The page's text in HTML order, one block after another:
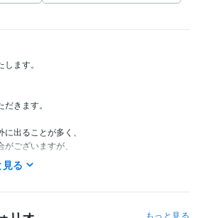
ます。
きます。
出ることが多く、
ございますが、
りますので
い！
る
もっと見る